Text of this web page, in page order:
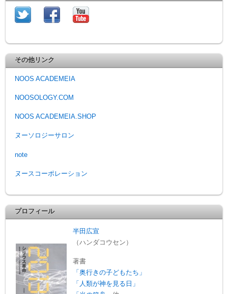
その他リンク
NOOS ACADEMEIA
NOOSOLOGY.COM
NOOS ACADEMEIA.SHOP
ヌーソロジーサロン
note
ヌースコーポレーション
プロフィール
半田広宣
（ハンダコウセン）
著書
「奥行きの子どもたち」
「人類が神を見る日」